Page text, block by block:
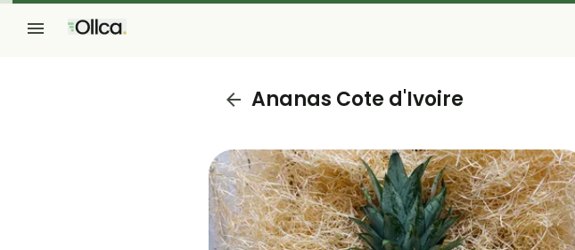
Ananas Cote d'Ivoire